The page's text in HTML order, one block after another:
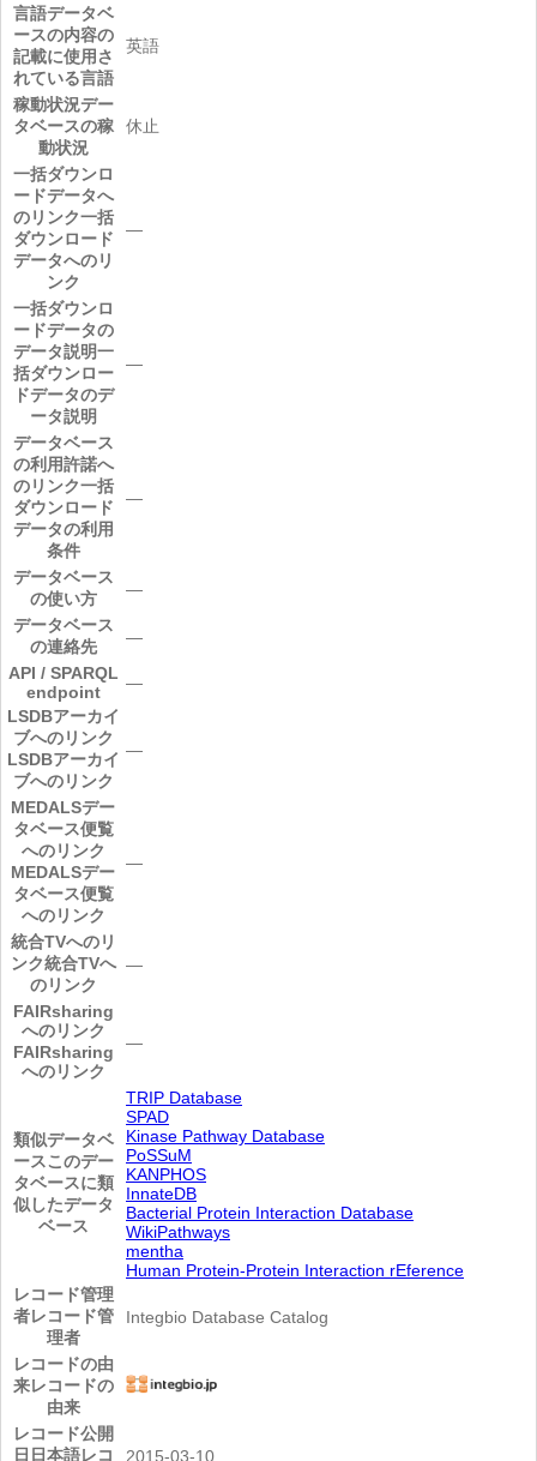
言語データベ
ースの内容の
記載に使用さ
れている言語
英語
稼動状況デー
タベースの稼
動状況
休止
一括ダウンロ
ードデータへ
のリンク一括
ダウンロード
データへのリ
ンク
―
一括ダウンロ
ードデータの
データ説明一
括ダウンロー
ドデータのデ
ータ説明
―
データベース
の利用許諾へ
のリンク一括
ダウンロード
データの利用
条件
―
データベース
の使い方
―
データベース
の連絡先
―
API / SPARQL
endpoint
―
LSDBアーカイ
ブへのリンク
LSDBアーカイ
ブへのリンク
―
MEDALSデー
タベース便覧
へのリンク
MEDALSデー
タベース便覧
へのリンク
―
統合TVへのリ
ンク統合TVへ
のリンク
―
FAIRsharing
へのリンク
FAIRsharing
へのリンク
―
類似データベ
ースこのデー
タベースに類
似したデータ
ベース
TRIP Database
SPAD
Kinase Pathway Database
PoSSuM
KANPHOS
InnateDB
Bacterial Protein Interaction Database
WikiPathways
mentha
Human Protein-Protein Interaction rEference
レコード管理
者レコード管
理者
Integbio Database Catalog
レコードの由
来レコードの
由来
レコード公開
日 日本語レコ 2015-03-10